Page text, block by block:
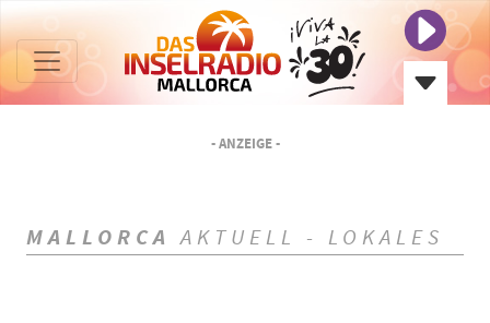
- ANZEIGE -
MALLORCA AKTUELL - LOKALES